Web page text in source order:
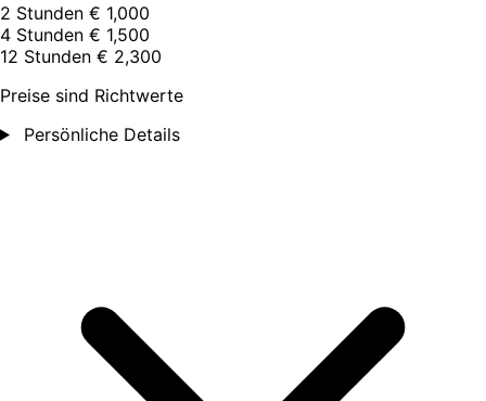
2 Stunden € 1,000
4 Stunden € 1,500
12 Stunden € 2,300
Preise sind Richtwerte
Persönliche Details